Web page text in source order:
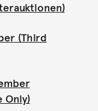
(Third
Only)